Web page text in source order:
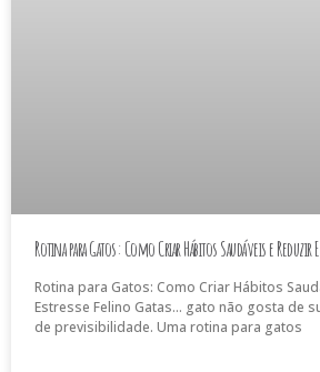
Rotina para Gatos: Como Criar Hábitos Saudáveis e
Rotina para Gatos: Como Criar Hábitos
Estresse Felino Gatas… gato não gosta de
de previsibilidade. Uma rotina para gatos